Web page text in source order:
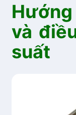
và
suất